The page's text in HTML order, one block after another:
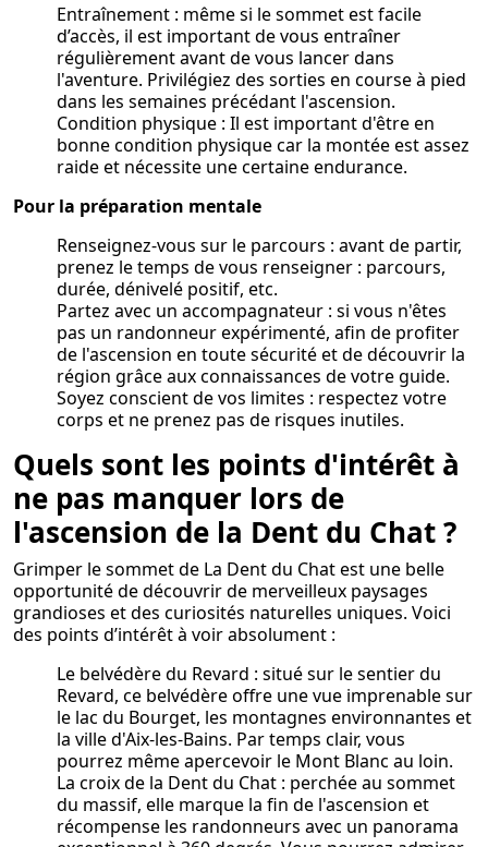
Entraînement : même si le sommet est facile
d’accès, il est important de vous entraîner
régulièrement avant de vous lancer dans
l'aventure. Privilégiez des sorties en course à pied
dans les semaines précédant l'ascension.
Condition physique : Il est important d'être en
bonne condition physique car la montée est assez
raide et nécessite une certaine endurance.
Pour la préparation mentale
Renseignez-vous sur le parcours : avant de partir,
prenez le temps de vous renseigner : parcours,
durée, dénivelé positif, etc.
Partez avec un accompagnateur : si vous n'êtes
pas un randonneur expérimenté, afin de profiter
de l'ascension en toute sécurité et de découvrir la
région grâce aux connaissances de votre guide.
Soyez conscient de vos limites : respectez votre
corps et ne prenez pas de risques inutiles.
Quels sont les points d'intérêt à
ne pas manquer lors de
l'ascension de la Dent du Chat ?
Grimper le sommet de La Dent du Chat est une belle
opportunité de découvrir de merveilleux paysages
grandioses et des curiosités naturelles uniques. Voici
des points d’intérêt à voir absolument :
Le belvédère du Revard : situé sur le sentier du
Revard, ce belvédère offre une vue imprenable sur
le lac du Bourget, les montagnes environnantes et
la ville d'Aix-les-Bains. Par temps clair, vous
pourrez même apercevoir le Mont Blanc au loin.
La croix de la Dent du Chat : perchée au sommet
du massif, elle marque la fin de l'ascension et
récompense les randonneurs avec un panorama